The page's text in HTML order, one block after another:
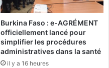
Burkina Faso : e-AGRÉMENT
officiellement lancé pour
simplifier les procédures
administratives dans la santé
il y a 16 heures